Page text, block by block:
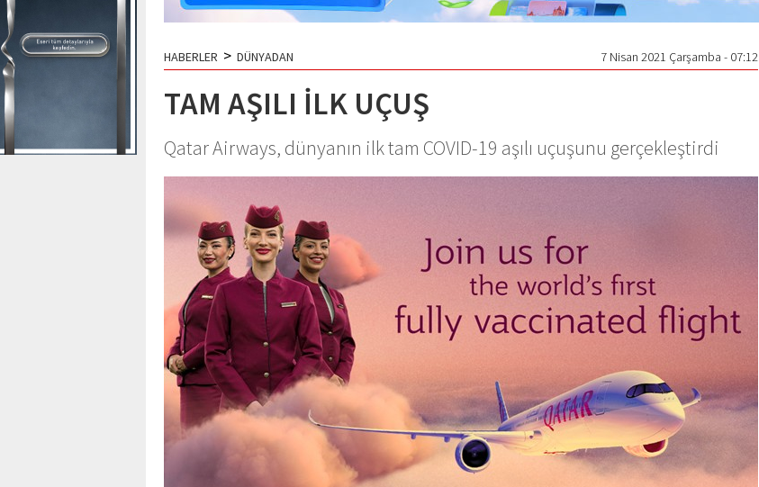
HABERLER > DÜNYADAN 7 Nisan 2021 Çarşamba - 07:12
TAM AŞILI İLK UÇUŞ
Qatar Airways, dünyanın ilk tam COVID-19 aşılı uçuşunu gerçekleştirdi